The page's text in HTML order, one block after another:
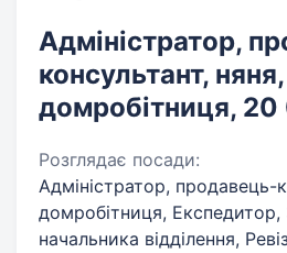
Адміністратор,
консультант, няня,
домробітниця, 20
Розглядає посади:
Адміністратор, продавець-
домробітниця, Експедитор,
начальника відділення,